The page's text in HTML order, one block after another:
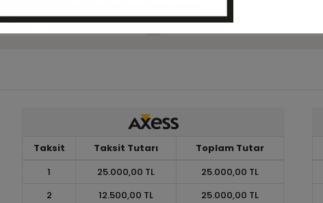
Sepete Ekle
Taksit Taksit Tutarı
Toplam Tutar
1
25.000,00 TL
25.000,00 TL
2
12.500,00 TL
25.000,00 TL